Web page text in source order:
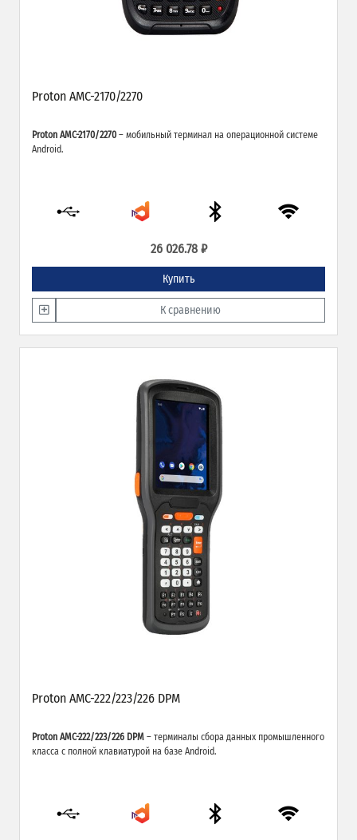
Proton AMC-2170/2270
Proton AMC-2170/2270 – мобильный терминал на операционной системе
Android.
26 026.78 ₽
Купить
К сравнению
Proton AMC-222/223/226 DPM
Proton AMC-222/223/226 DPM – терминалы сбора данных промышленного
класса с полной клавиатурой на базе Android.